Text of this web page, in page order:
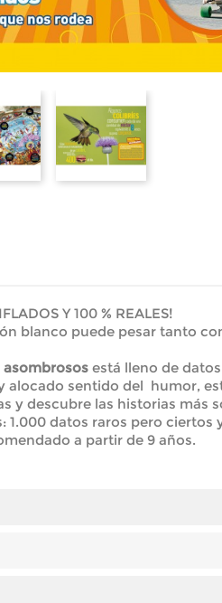
Y 100 % REALES!
blanco puede pesar tanto
asombrosos está lleno de
alocado sentido del humor,
y descubre las historias más
1.000 datos raros pero ciertos
a partir de 9 años.